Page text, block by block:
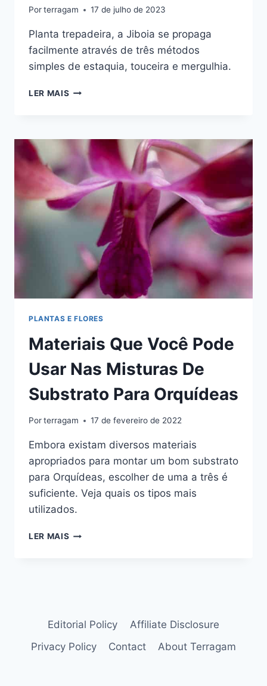
Porterragam 17 de julho de 2023
Planta trepadeira, a Jiboia se propaga
facilmente através de três métodos
simples de estaquia, touceira e mergulhia.
LER MAIS COMO
PLANTA
JIBOIA:
CONFIRA
TRÊS
MÉTODOS
PLANTAS E FLORES
Materiais Que Você Pode
Usar Nas Misturas De
Substrato Para Orquídeas
Porterragam 17 de fevereiro de 2022
Embora existam diversos materiais
apropriados para montar um bom substrato
para Orquídeas, escolher de uma a três é
suficiente. Veja quais os tipos mais
utilizados.
LER MAIS MATERIAIS
DE
SUBSTRATO
PARA
Editorial Policy
Affiliate Disclosure
Privacy Policy
Contact About Terragam